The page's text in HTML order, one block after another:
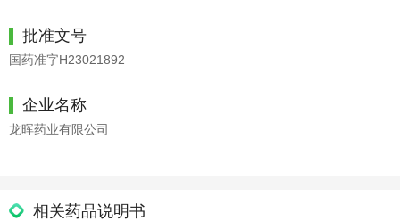
批准文号
国药准字H23021892
企业名称
龙晖药业有限公司
相关药品说明书